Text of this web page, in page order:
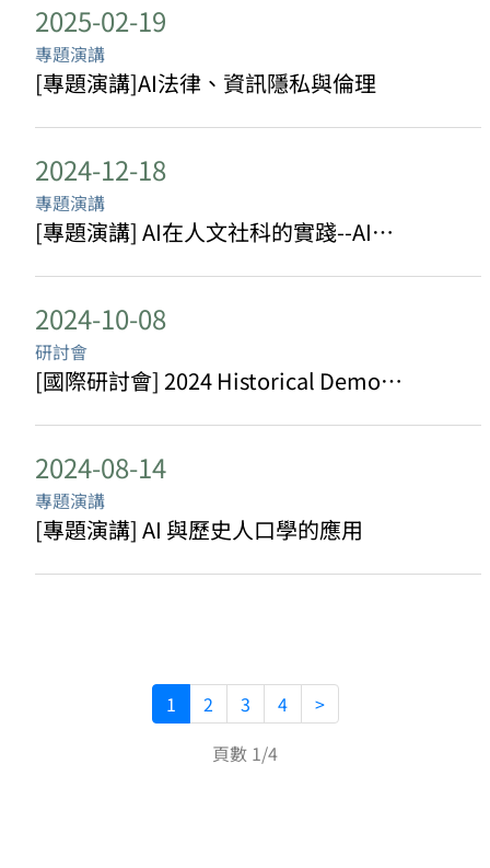
2025-02-19
專題演講
[專題演講]AI法律、資訊隱私與倫理
2024-12-18
專題演講
[專題演講] AI在人文社科的實踐--AI能考多好？怎麼讓AI考更好？
2024-10-08
研討會
[國際研討會] 2024 Historical Demography in Asian Societies
2024-08-14
專題演講
[專題演講] AI 與歷史人口學的應用
1 2 3 4
>
頁數 1/4